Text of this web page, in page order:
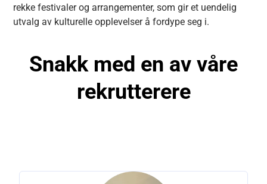
rekke festivaler og arrangementer, som gir et uendelig
utvalg av kulturelle opplevelser å fordype seg i.
Snakk med en av våre
rekrutterere